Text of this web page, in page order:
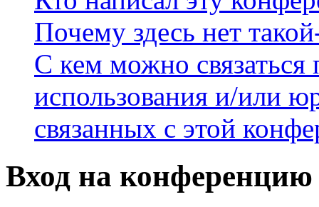
Почему здесь нет
С кем можно связаться
использования и/или
связанных с этой
Вход на конференцию